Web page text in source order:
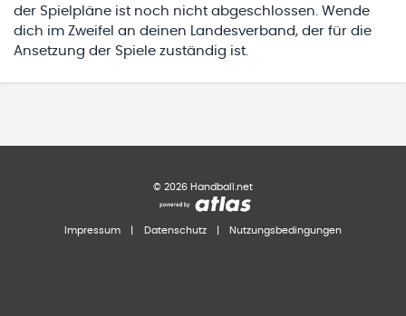
der Spielpläne ist noch nicht abgeschlossen. Wende
dich im Zweifel an deinen Landesverband, der für die
Ansetzung der Spiele zuständig ist.
© 2026 Handball.net
Impressum Datenschutz Nutzungsbedingungen